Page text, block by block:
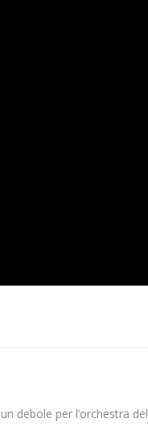
debole per l’orchestra del